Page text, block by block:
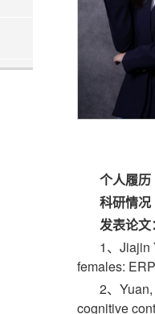
个人履历
科研情况
发表论文：
1、Jiajin
females:
2、
cognitive